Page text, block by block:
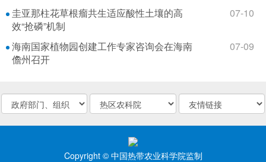
圭亚那柱花草根瘤共生适应酸性土壤的高
效“抢磷”机制
07-10
海南国家植物园创建工作专家咨询会在海南
儋州召开
07-09
Copyright © 中国热带农业科学院监制